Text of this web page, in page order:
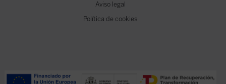
Aviso legal
Política de cookies